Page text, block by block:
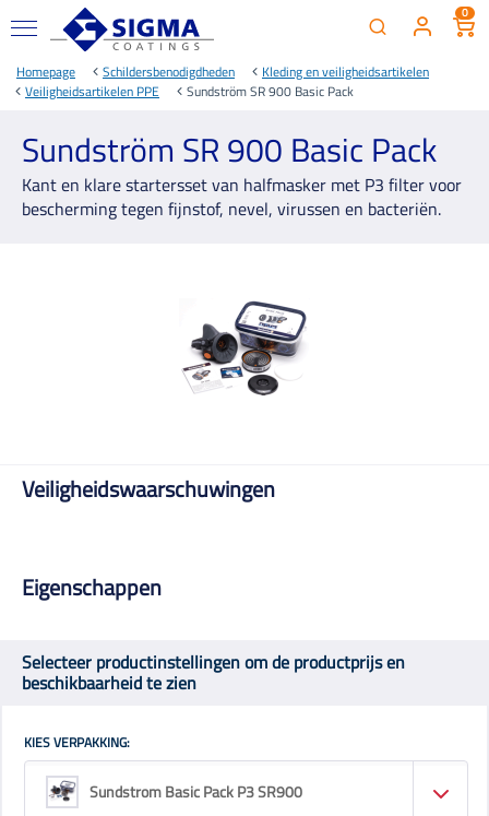
0
Homepage Schildersbenodigdheden
Kleding en veiligheidsartikelen
Veiligheidsartikelen PPE
Sundström SR 900 Basic Pack
Sundström SR 900 Basic Pack
Kant en klare startersset van halfmasker met P3 filter voor
bescherming tegen fijnstof, nevel, virussen en bacteriën.
Veiligheidswaarschuwingen
Eigenschappen
Selecteer productinstellingen om de productprijs en
beschikbaarheid te zien
KIES VERPAKKING:
Sundstrom Basic Pack P3 SR900